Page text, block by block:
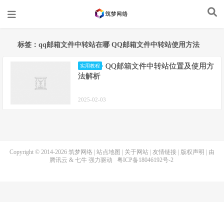
标签：qq邮箱文件中转站在哪 QQ邮箱文件中转站使用方法
实用教程
QQ邮箱文件中转站位置及使用方
法解析
2025-02-03
Copyright © 2014-2026 筑梦网络 站点地图 关于网站 友情链接 版权声明
| 由
腾讯云 & 七牛强力驱动 粤ICP备18046192号-2